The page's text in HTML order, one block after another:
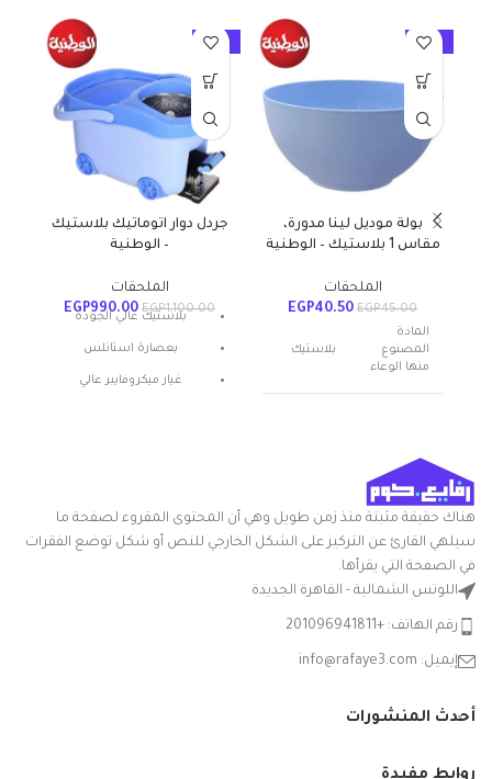
-10%
بولة موديل لينا مدورة،
مقاس 1 بلاستيك – الوطنية
الملحقات
EGP45.00
EGP40.50
المادة
المصنوع
منها الوعاء
بلاستيك
اسم العلامة
التجارية
اللون
متعدد
السلعة
مستدير
قدّم
-10%
جردل دوار اتوماتيك بلاستيك
– الوطنية
الملحقات
EGP1,100.00
EGP990.00
بلاستيك عالي الجودة
بعصارة استانلس
غيار ميكروفايبر عالي
هناك حقيقة مثبتة منذ زمن طويل وهي أن المحتوى المقروء لصفحة ما
سيلهي القارئ عن التركيز على الشكل الخارجي للنص أو شكل توضع الفقرات
في الصفحة التي يقرأها.
اللوتس الشمالية - القاهرة الجديدة
رقم الهاتف: +201096941811
إيميل: info@rafaye3.com
أحدث المنشورات